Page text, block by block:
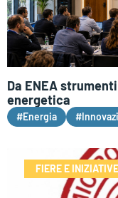
Da ENEA
energetica
#Energia
FIERE E INIZIATIVE